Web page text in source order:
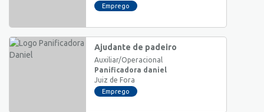
Emprego
Ajudante de padeiro
Auxiliar/Operacional
Panificadora daniel
Juiz de Fora
Emprego